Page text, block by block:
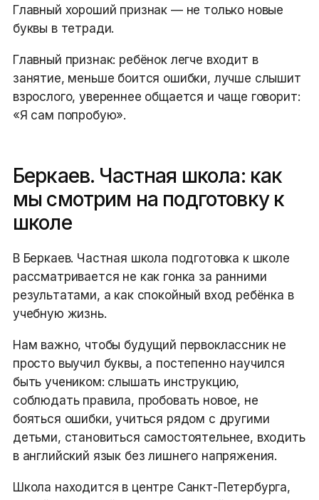
Главный хороший признак — не только новые
буквы в тетради.
Главный признак: ребёнок легче входит в
занятие, меньше боится ошибки, лучше слышит
взрослого, увереннее общается и чаще говорит:
«Я сам попробую».
Беркаев. Частная школа: как
мы смотрим на подготовку к
школе
В Беркаев. Частная школа подготовка к школе
рассматривается не как гонка за ранними
результатами, а как спокойный вход ребёнка в
учебную жизнь.
Нам важно, чтобы будущий первоклассник не
просто выучил буквы, а постепенно научился
быть учеником: слышать инструкцию,
соблюдать правила, пробовать новое, не
бояться ошибки, учиться рядом с другими
детьми, становиться самостоятельнее, входить
в английский язык без лишнего напряжения.
Школа находится в центре Санкт-Петербурга,